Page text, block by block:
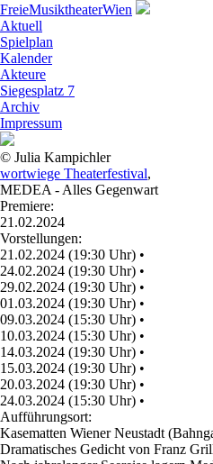
FreieMusiktheaterWien
Aktuell
Spielplan
Kalender
Akteure
Siegesplatz 7
Archiv
Impressum
© Julia Kampichler
wortwiege Theaterfestival,
MEDEA - Alles Gegenwart
Premiere:
21.02.2024
Vorstellungen:
21.02.2024 (19:30 Uhr) •
24.02.2024 (19:30 Uhr) •
29.02.2024 (19:30 Uhr) •
01.03.2024 (19:30 Uhr) •
09.03.2024 (15:30 Uhr) •
10.03.2024 (15:30 Uhr) •
14.03.2024 (19:30 Uhr) •
15.03.2024 (19:30 Uhr) •
20.03.2024 (19:30 Uhr) •
24.03.2024 (15:30 Uhr) •
Aufführungsort:
Kasematten Wiener Neustadt
Dramatisches Gedicht von Franz